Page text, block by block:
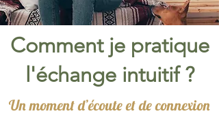
Comment je pratique
l'échange intuitif ?
Un moment d’écoute et de connexion